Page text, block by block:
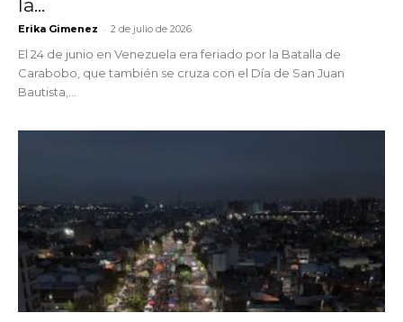
la...
Erika Gimenez - 2 de julio de 2026
El 24 de junio en Venezuela era feriado por la Batalla de
Carabobo, que también se cruza con el Día de San Juan
Bautista,...